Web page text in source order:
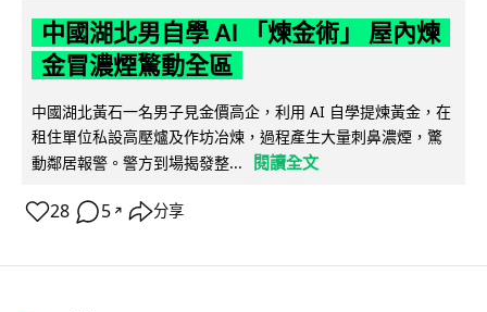
中國湖北男自學 AI 「煉金術」 屋內煉
金冒濃煙驚動全區
中國湖北黃石一名男子見金價高企，利用 AI 自學提煉黃金，在
租住單位私設高壓爐及作坊冶煉，過程產生大量刺鼻濃煙，驚
動鄰居報警。警方到場揭發整...
閱讀全文
28 5 ↗ 分享